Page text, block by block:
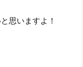
思いますよ！